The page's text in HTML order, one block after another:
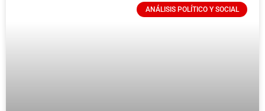
ANÁLISIS POLÍTICO Y SOCIAL